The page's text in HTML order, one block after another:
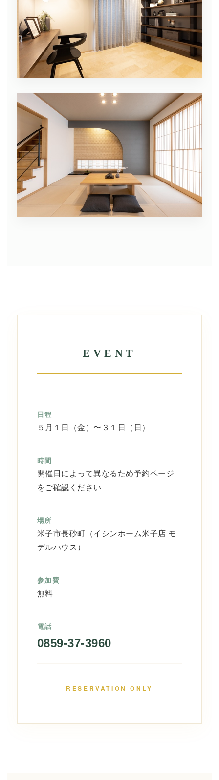
EVENT
日程
５月１日（金）〜３１日（日）
時間
開催日によって異なるため予約ページ
をご確認ください
場所
米子市長砂町（イシンホーム米子店 モ
デルハウス）
参加費
無料
電話
0859-37-3960
RESERVATION ONLY